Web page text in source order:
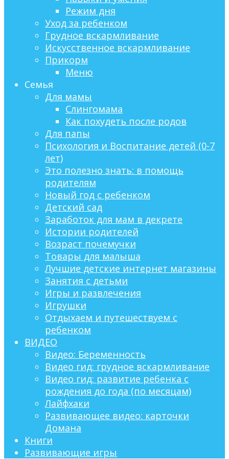
Режим дня
Уход за ребенком
Грудное вскармливание
Искусственное вскармливание
Прикорм
Меню
Семья
Для мамы
Слингомама
Как похудеть после родов
Для папы
Психология и Воспитание детей (0-7
лет)
Это полезно знать: в помощь
родителям
Новый год с ребенком
Детский сад
Заработок для мам в декрете
Истории родителей
Возраст почемучки
Товары для малыша
Лучшие детские интернет магазины
Занятия с детьми
Игры и развлечения
Игрушки
Отдыхаем и путешествуем с
ребенком
ВИДЕО
Видео: Беременность
Видео гид: грудное вскармливание
Видео гид: развитие ребенка с
рождения до года (по месяцам)
Лайфхаки
Развивающее видео: карточки
Домана
Книги
Развивающие игры